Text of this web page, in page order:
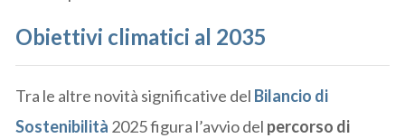
Obiettivi climatici al 2035
Tra le altre novità significative del Bilancio di
Sostenibilità 2025 figura l’avvio del percorso di